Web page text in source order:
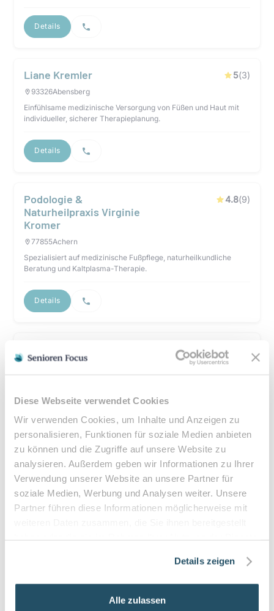
Diese Webseite verwendet Cookies
Wir verwenden Cookies, um Inhalte und Anzeigen zu
personalisieren, Funktionen für soziale Medien anbieten
zu können und die Zugriffe auf unsere Website zu
analysieren. Außerdem geben wir Informationen zu Ihrer
Verwendung unserer Website an unsere Partner für
soziale Medien, Werbung und Analysen weiter. Unsere
Partner führen diese Informationen möglicherweise mit
Details zeigen
Alle zulassen
Details
Liane Kremler 5(3)
93326Abensberg
Einfühlsame medizinische Versorgung von Füßen und Haut mit
individueller, sicherer Therapieplanung.
Details
Podologie &
Naturheilpraxis Virginie
Kromer
4.8(9)
77855Achern
Spezialisiert auf medizinische Fußpflege, naturheilkundliche
Beratung und Kaltplasma-Therapie.
Details
Burgert
Diabetesbetreuung und präventive Nachsorge
Details
Nicoleta - Ihre Fußpflege in
Achern
diabetische Risikobetreuung und barrierefrei zugänglich